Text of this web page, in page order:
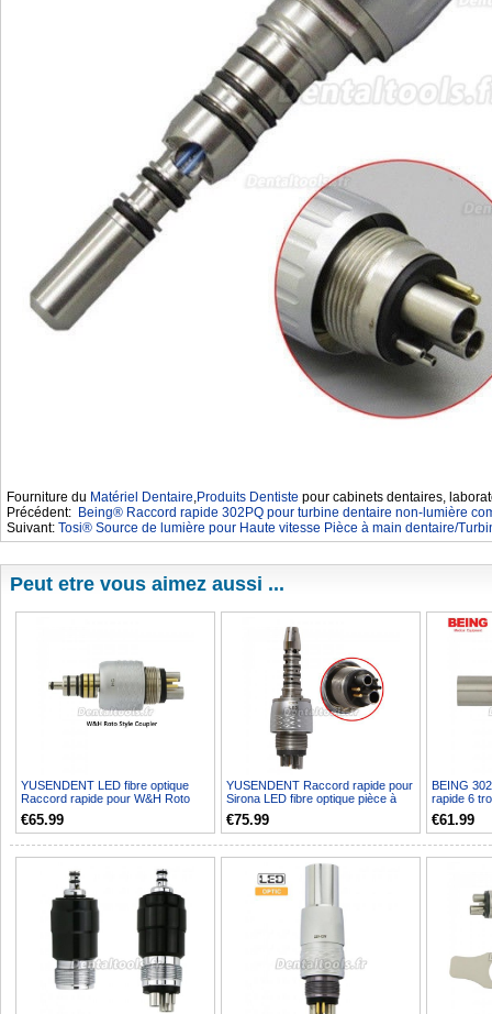
Fourniture du Matériel Dentaire,Produits Dentiste pour cabinets dentaires,
Précédent: Being® Raccord rapide 302PQ pour turbine dentaire non-lumière
Suivant: Tosi® Source de lumière pour Haute vitesse Pièce à main dentaire/
Peut etre vous aimez aussi ...
YUSENDENT LED fibre optique
Raccord rapide pour W&H Roto
pièce à main 6 trous CX...
€65.99
YUSENDENT Raccord rapide pour
Sirona LED fibre optique pièce à
main CX229-GS
€75.99
BEING
rapide 6
Compatible
€61.99